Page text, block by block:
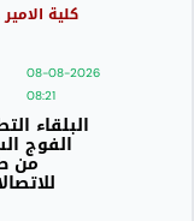
كلية
08-08-2026
08:21
البلقاء
الفوج
من